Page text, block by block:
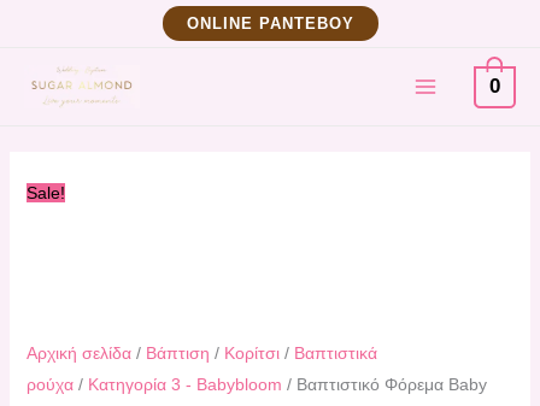
περιεχόμενο
ΟNLINE ΡΑΝΤΕΒΟΥ
MAIN
MENU
0
Sale!
Αρχική σελίδα/ Βάπτιση / Κορίτσι/ Βαπτιστικά
ρούχα/ Κατηγορία 3 - Babybloom / Βαπτιστικό Φόρεμα Baby
was:
166,80 €.
Η
τρέχουσα
Baby
Bloom